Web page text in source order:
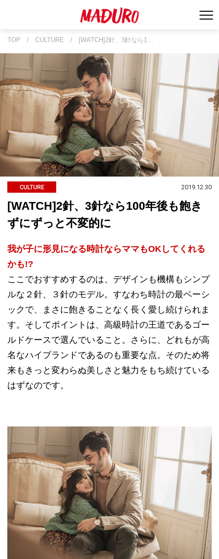
TOP / CULTURE / [WATCH]2針、3針なら1…
CULTURE 2019.12.30
[WATCH]2針、3針なら100年後も飽き
ずにずっと不変的に
我が子に形見になる時計ならママもOKしてくれる
かも!?
ここでおすすめするのは、デザインも機構もシンプ
ルな２針、３針のモデル。すなわち時計の最ベーシ
ックで、まさに飽きることなく長く愛し続けられま
す。そしてポイントは、高級時計の王道であるゴー
ルドケースで選んでいること。さらに、どれもが高
名なハイブランドであるのも重要な点。そのため将
来もきっと変わらぬ美しさと魅力をもち続けている
はずなのです。